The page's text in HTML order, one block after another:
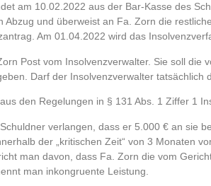
am 10.02.2022 aus der Bar-Kasse des
Abzug und überweist an Fa. Zorn die
Am 01.04.2022 wird das
Post vom Insolvenzverwalter. Sie soll die
Darf der Insolvenzverwalter tatsächlich
den Regelungen in § 131 Abs. 1 Ziffer 1
verlangen, dass er 5.000 € an sie
der „kritischen Zeit“ von 3 Monaten
man davon, dass Fa. Zorn die vom
man inkongruente Leistung.